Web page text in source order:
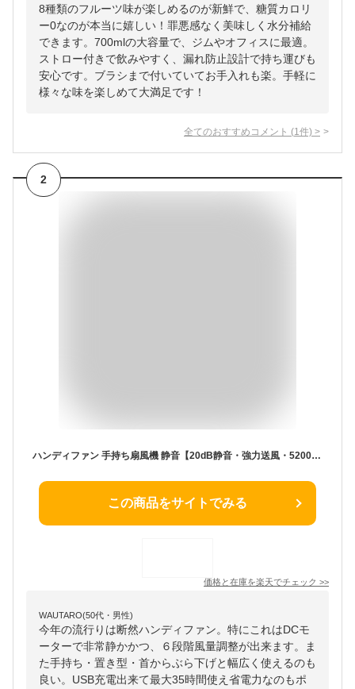
8種類のフルーツ味が楽しめるのが新鮮で、糖質カロリ
ー0なのが本当に嬉しい！罪悪感なく美味しく水分補給
できます。700mlの大容量で、ジムやオフィスに最適。
ストロー付きで飲みやすく、漏れ防止設計で持ち運びも
安心です。ブラシまで付いていてお手入れも楽。手軽に
様々な味を楽しめて大満足です！
全てのおすすめコメント (1 件) >
2
ハンディファン 手持ち扇風機 静音【20dB静音・強力送風・5200mAhモバイル バッテリー】 携帯扇風機 充電式 ハンディ扇風機 静音 小型扇風機 強力 USB扇風機 Type-C 最大35時間動作 6段階風量調節 手持ち クリップ 首掛け 卓上 扇風機 ミニ ウルハーバースタイル ブラック【
この商品をサイトでみる
価格と在庫を楽天でチェック >>
WAUTARO(50代・男性)
今年の流行りは断然ハンディファン。特にこれはDCモ
ーターで非常静かかつ、６段階風量調整が出来ます。ま
た手持ち・置き型・首からぶら下げと幅広く使えるのも
良い。USB充電出来て最大35時間使え省電力なのもポ